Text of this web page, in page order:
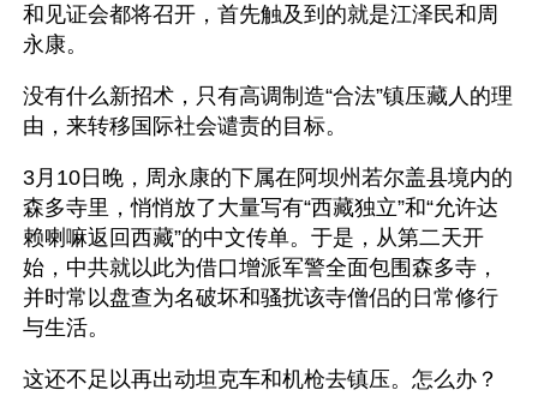
和见证会都将召开，首先触及到的就是江泽民和周
永康。
没有什么新招术，只有高调制造“合法”镇压藏人的理
由，来转移国际社会谴责的目标。
3月10日晚，周永康的下属在阿坝州若尔盖县境内的
森多寺里，悄悄放了大量写有“西藏独立”和“允许达
赖喇嘛返回西藏”的中文传单。于是，从第二天开
始，中共就以此为借口增派军警全面包围森多寺，
并时常以盘查为名破坏和骚扰该寺僧侣的日常修行
与生活。
这还不足以再出动坦克车和机枪去镇压。怎么办？